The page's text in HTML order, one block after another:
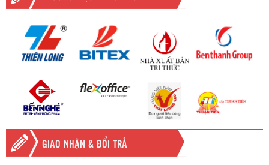
GIAO NHẬN & ĐỔI TRẢ